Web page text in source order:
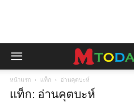
หน้าแรก แท็ก อ่านคุตบะห์
แท็ก: อ่านคุตบะห์